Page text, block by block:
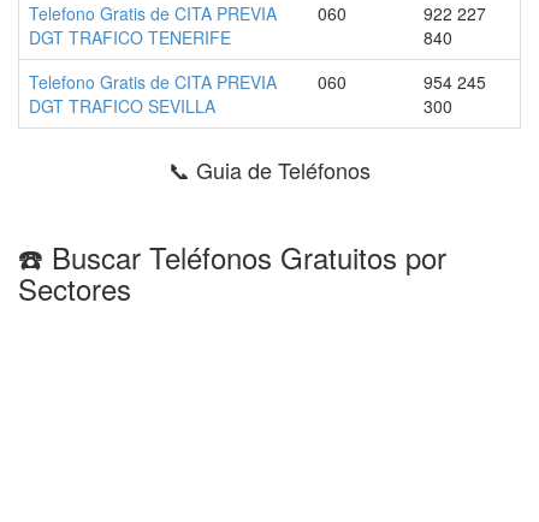
Telefono Gratis de CITA PREVIA
DGT TRAFICO TENERIFE
060
922 227
840
Telefono Gratis de CITA PREVIA
DGT TRAFICO SEVILLA
060
954 245
300
📞 Guia de Teléfonos
☎️ Buscar Teléfonos Gratuitos por
Sectores